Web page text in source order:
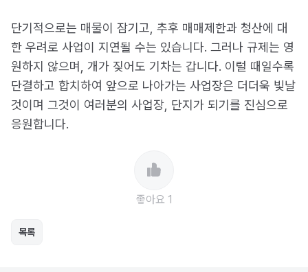
단기적으로는 매물이 잠기고, 추후 매매제한과 청산에 대
한 우려로 사업이 지연될 수는 있습니다. 그러나 규제는 영
원하지 않으며, 개가 짖어도 기차는 갑니다. 이럴 때일수록
단결하고 합치하여 앞으로 나아가는 사업장은 더더욱 빛날
것이며 그것이 여러분의 사업장, 단지가 되기를 진심으로
응원합니다.
좋아요 1
목록